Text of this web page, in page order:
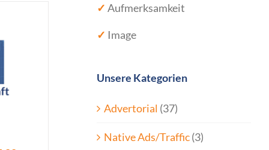
✓ Aufmerksamkeit
✓ Image
Unsere Kategorien
Advertorial (37)
Native Ads/Traffic(3)